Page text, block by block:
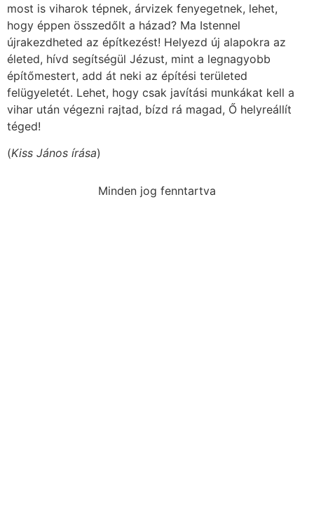
most is viharok tépnek, árvizek fenyegetnek, lehet,
hogy éppen összedőlt a házad? Ma Istennel
újrakezdheted az építkezést! Helyezd új alapokra az
életed, hívd segítségül Jézust, mint a legnagyobb
építőmestert, add át neki az építési területed
felügyeletét. Lehet, hogy csak javítási munkákat kell a
vihar után végezni rajtad, bízd rá magad, Ő helyreállít
téged!
(Kiss János írása)
Minden jog fenntartva